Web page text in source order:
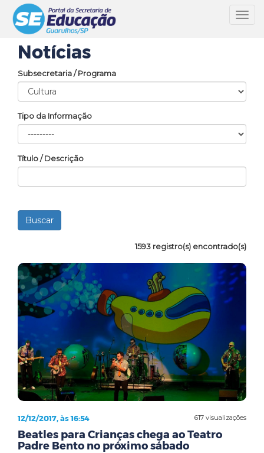
Notícias
Subsecretaria / Programa
Tipo da Informação
Título / Descrição
1593 registro(s) encontrado(s)
617 visualizações
12/12/2017, às 16:54
Beatles para Crianças chega ao Teatro
Padre Bento no próximo sábado